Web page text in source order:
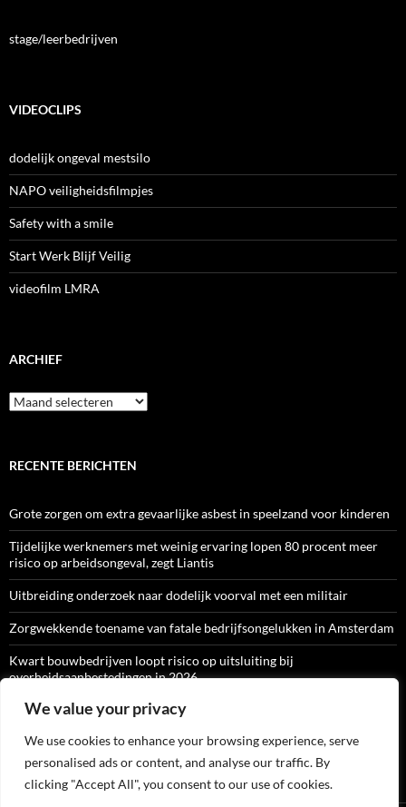
We value your privacy
We use cookies to enhance your browsing experience, serve
personalised ads or content, and analyse our traffic. By
clicking "Accept All", you consent to our use of cookies.
stage/leerbedrijven
VIDEOCLIPS
dodelijk ongeval mestsilo
NAPO veiligheidsfilmpjes
Safety with a smile
Start Werk Blijf Veilig
videofilm LMRA
ARCHIEF
Archief
RECENTE BERICHTEN
Grote zorgen om extra gevaarlijke asbest in speelzand voor kinderen
Tijdelijke werknemers met weinig ervaring lopen 80 procent meer
risico op arbeidsongeval, zegt Liantis
Uitbreiding onderzoek naar dodelijk voorval met een militair
Zorgwekkende toename van fatale bedrijfsongelukken in Amsterdam
Kwart bouwbedrijven loopt risico op uitsluiting bij
overheidsaanbestedingen in 2026
ARBO-CATALOGI